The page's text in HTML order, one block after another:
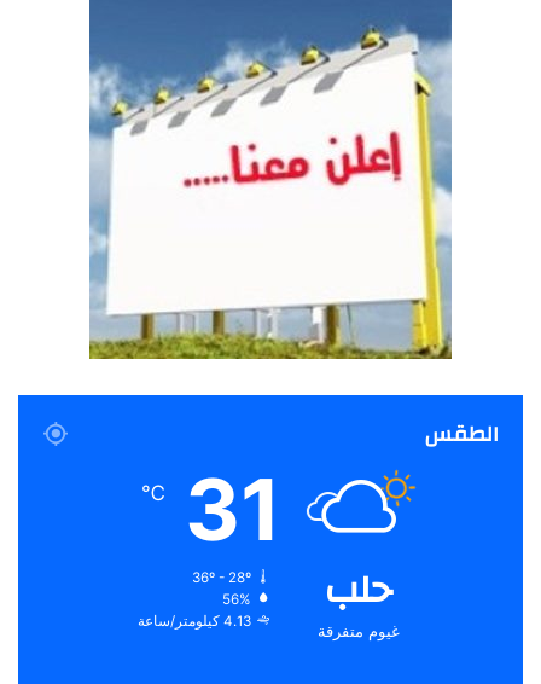
الطقس
حلب
غيوم متفرقة
31
℃
36º - 28º
56%
4.13 كيلومتر/ساعة